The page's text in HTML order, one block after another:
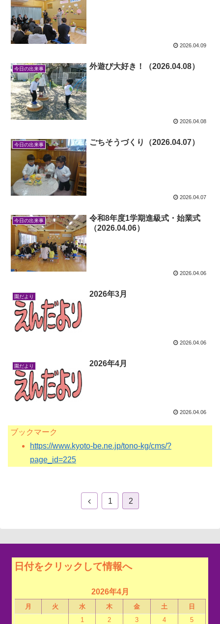
2026.04.09
今日の出来事 外遊び大好き！（2026.04.08）
2026.04.08
今日の出来事 ごちそうづくり（2026.04.07）
2026.04.07
今日の出来事
令和8年度1学期進級式・始業式
（2026.04.06）
2026.04.06
園だより 2026年3月
2026.04.06
園だより 2026年4月
2026.04.06
ブックマーク
https://www.kyoto-be.ne.jp/tono-kg/cms/?
page_id=225
1 2
日付をクリックして情報へ
2026年4月
月 火 水 木 金 土
日
1
2 3 4 5